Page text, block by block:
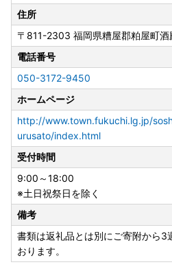
※福智町では、ふるさと納税業務
※0947-22-0555は、福智町役場
号）となりますのでご注意くださ
★【重要】福智町ワンストップ特
せ★
いつも福智町を応援していただき
す。
受付済通知につきましては、ご登
ス宛にお送りさせていただいてお
アドレスが未登録、送信出来なか
送りさせていただきます。
※ドメイン設定により、メールが
いる可能性がありますので、設定
申請書の紛失、不明点その他お問
ごころ窓口までお願いいたします
住所
〒811-2303 福岡県糟屋郡粕屋町
電話番号
050-3172-9450
ホームページ
http://www.town.fukuchi.lg.jp/
urusato/index.html
受付時間
9:00～18:00
※土日祝祭日を除く
備考
書類は返礼品とは別にご寄附から3
おります。